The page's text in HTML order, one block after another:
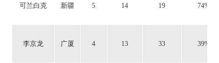
可兰白克 新疆 5 14 19 74%
李京龙 广厦 4 13 33 39%